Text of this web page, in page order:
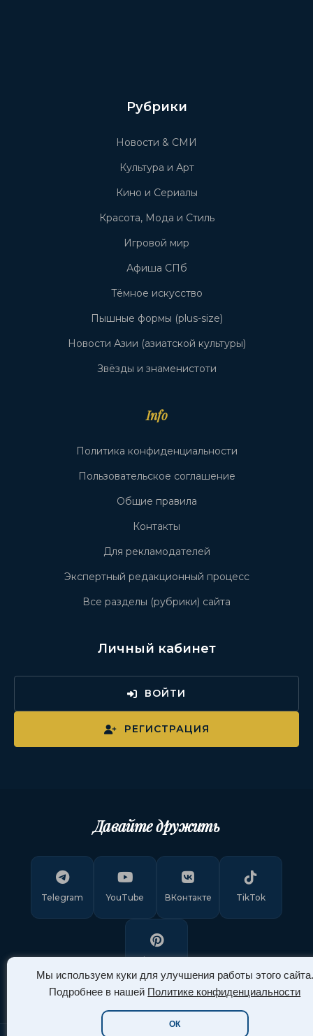
Мы используем куки для улучшения работы этого сайта.
Подробнее в нашей Политике конфиденциальности
ОК
Рубрики
Новости & СМИ
Культура и Арт
Кино и Сериалы
Красота, Мода и Стиль
Игровой мир
Афиша СПб
Тёмное искусство
Пышные формы (plus-size)
Новости Азии (азиатской культуры)
Звёзды и знаменистоти
Info
Политика конфиденциальности
Пользовательское соглашение
Общие правила
Контакты
Для рекламодателей
Экспертный редакционный процесс
Все разделы (рубрики) сайта
Личный кабинет
ВОЙТИ
РЕГИСТРАЦИЯ
Давайте дружить
Telegram YouTube ВКонтакте TikTok
Pinterest